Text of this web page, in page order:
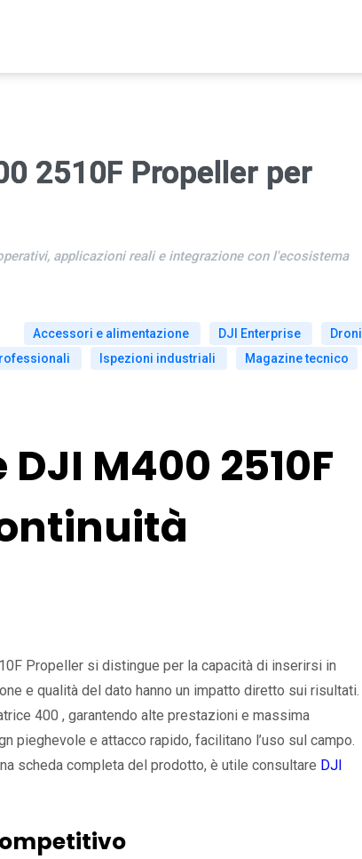
2510F Propeller per
applicazioni reali e integrazione con l'ecosistema
Accessori e alimentazione DJI Enterprise
Droni
Ispezioni industriali Magazine tecnico
M400 2510F
Propeller si distingue per la capacità di inserirsi in
e qualità del dato hanno un impatto diretto sui risultati.
400 , garantendo alte prestazioni e massima
pieghevole e attacco rapido, facilitano l’uso sul campo.
scheda completa del prodotto, è utile consultare DJI